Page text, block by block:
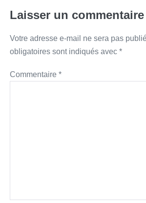
Laisser un commentaire
Votre adresse e-mail ne sera pas
obligatoires sont indiqués avec *
Commentaire *